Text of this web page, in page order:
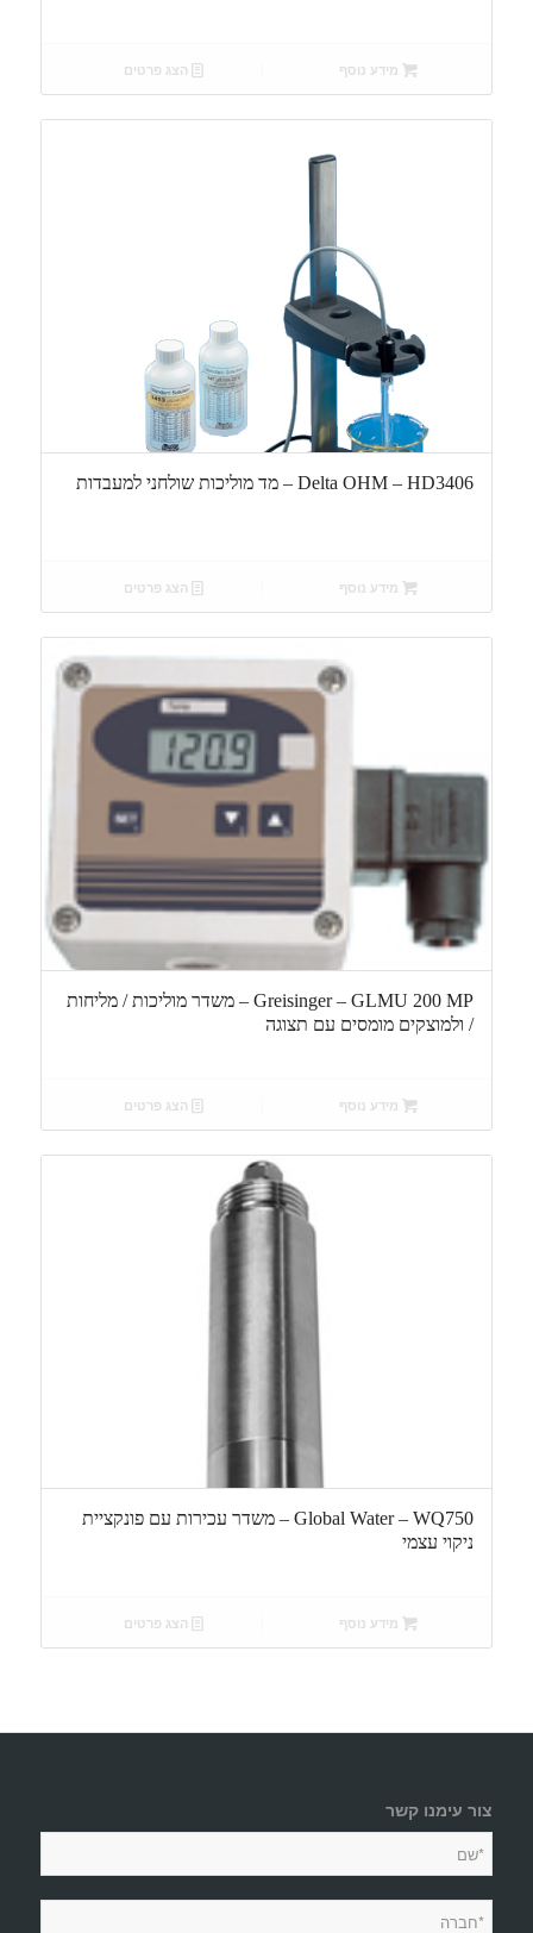
מידע נוסף הצג פרטים
Delta OHM – HD3406 – מד מוליכות שולחני למעבדות
מידע נוסף הצג פרטים
Greisinger – GLMU 200 MP – משדר מוליכות / מליחות
/ ולמוצקים מומסים עם תצוגה
מידע נוסף הצג פרטים
Global Water – WQ750 – משדר עכירות עם פונקציית
ניקוי עצמי
מידע נוסף הצג פרטים
צור עימנו קשר